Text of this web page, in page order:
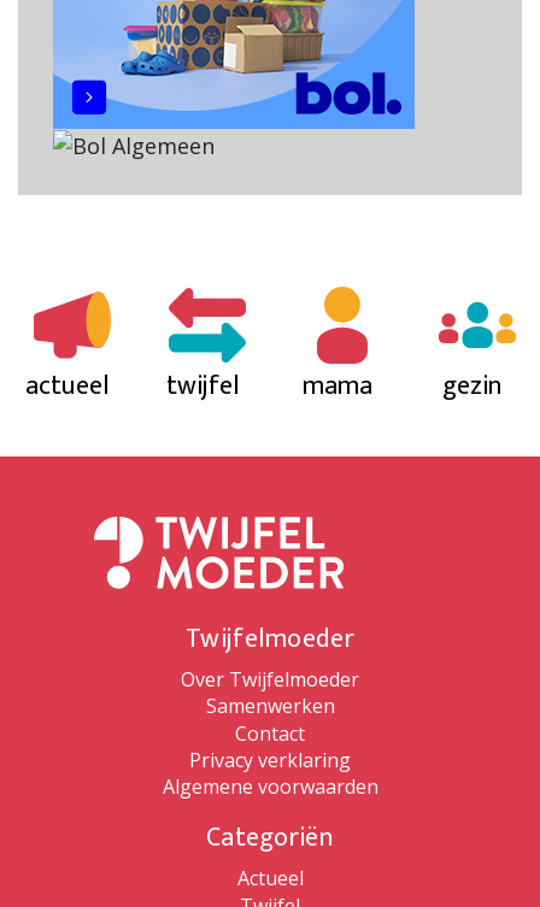
actueel twijfel mama gezin
Twijfelmoeder
Over Twijfelmoeder
Samenwerken
Contact
Privacy verklaring
Algemene voorwaarden
Categoriën
Actueel